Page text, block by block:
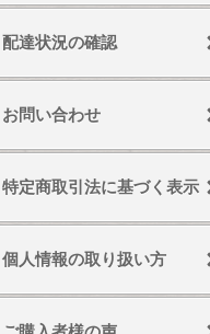
配達状況の確認
お問い合わせ
特定商取引法に基づく表示
個人情報の取り扱い方